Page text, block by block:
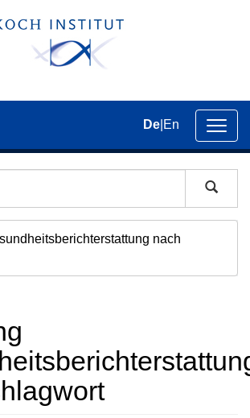
der
De En
nach